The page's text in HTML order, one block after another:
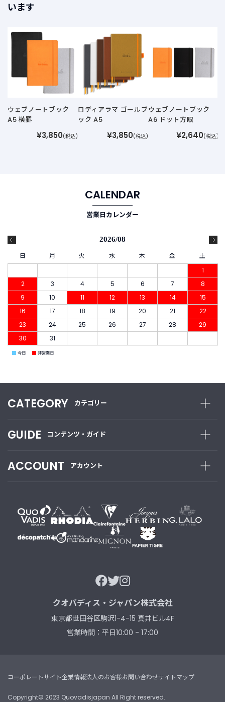
います
ウェブノートブック
A5 横罫
¥3,850(税込)
ロディアラマ ゴールブ
ック A5
¥3,850(税込)
ウェブノートブック
A6 ドット方眼
¥2,640(税込)
CALENDAR
営業日カレンダー
2026/08
日 月 火 水 木 金
土
1
2
3 4 5 6 7
8
9
10 11 12 13 14
15
16
17 18 19 20 21
22
23
24 25 26 27 28
29
30
31
■ 今日 ■ 非営業日
CATEGORY カテゴリー
GUIDE コンテンツ・ガイド
ACCOUNT アカウント
クオバディス・ジャパン株式会社
東京都世田谷区駒沢1-4-15 真井ビル4F
営業時間：平日10:00 - 17:00
コーポレートサイト企業情報法人のお客様お問い合わせサイトマップ
Copyright© 2023 Quovadisjapan All Right reserved.